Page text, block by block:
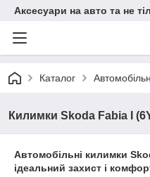
Аксесуари на авто та не
Каталог
Килимки Skoda Fabia I
Автомобільні килимки
ідеальний захист і